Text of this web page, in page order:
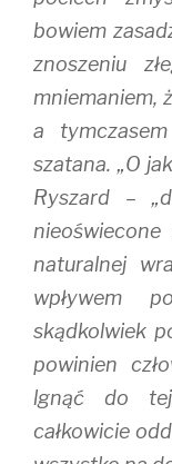
bowiem
znoszeniu
mniemaniem,
a
szatana. „O
Ryszard –
naturalnej
wpływem
skądkolwiek
powinien
lgnąć do
całkowicie